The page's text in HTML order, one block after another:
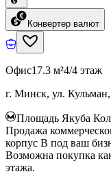
Конвертер валют
Офис17.3 м²4/4 этаж
г. Минск, ул. Кульман,
Площадь Якуба
Продажа
корпус B под ваш
Возможна покупка
этажа.